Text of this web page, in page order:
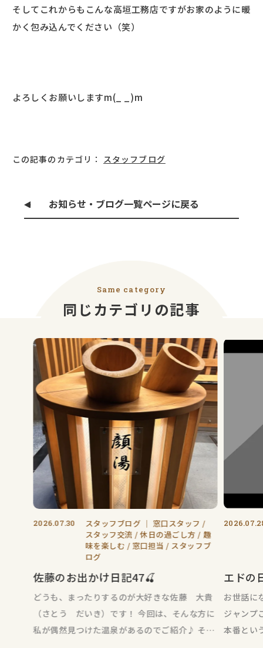
そしてこれからもこんな高垣工務店ですがお家のように暖
かく包み込んでください（笑）
よろしくお願いしますm(_ _)m
この記事のカテゴリ： スタッフブログ
お知らせ・ブログ一覧ページに戻る
Same category
同じカテゴリの記事
2026.07.30 スタッフブログ｜ 窓口スタッフ
スタッフ交流
休日の過ごし方
趣
味を楽しむ
窓口担当
スタッフブ
ログ
佐藤のお出かけ日記47🍒
どうも、まったりするのが大好きな佐藤 大貴
（さとう だいき）です！ 今回は、そんな方に
私が偶然見つけた温泉があるのでご紹介♪ それ
エドの
お世話に
ジャンプ
本番とい